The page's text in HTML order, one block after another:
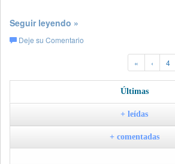
Seguir leyendo »
Deje su Comentario
« ‹ 4
Últimas
+ leídas
+ comentadas